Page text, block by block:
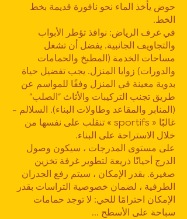
حوض يأخذ الماء نحو نافورة قديمة بخط
الخط.
في غرف الرياض: نوافذ تؤطر الأبواب
والتجاويف الجانبية. يفضل أن تشغل
مساحات الخدمة (المطبخ والحمامات
والدورات) زوايا المنزل. يجب تفضيل حياة
بدوية معينة في المنزل وفقًا للمواسم عن
طريق تجنب التركيبات والأثاث "الصلب"
(المنابر والمقاعد وطاولات البناء). السلالم -
غالبًا « sportifs » تنقلب على نفسها من
خلال الاستراحة على البناء.
على مستوى المدرجات ، سيكون وصول
الدرج أحيانًا ذريعة لتطوير غرفة تخزين
صغيرة. بقدر الإمكان ، سيتم رفع الجدران
الطرفية ، لضمان خصوصية التراسات بقدر
الإمكان احترامًا للحي: لا توجد حمامات
سباحة على الأسطح ...